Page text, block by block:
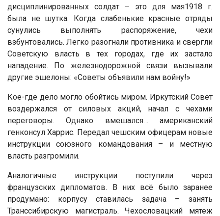
дисциплинированных солдат – это для мая1918 г.
была не шутка. Когда слабенькие красные отряды
сунулись выполнять распоряжение, чехи
взбунтовались. Легко разогнали противника и свергли
Советскую власть в тех городах, где их застало
нападение. По железнодорожной связи вызывали
другие эшелоны: «Советы объявили нам войну!»
Кое-где дело могло обойтись миром. Иркутский Совет
воздержался от силовых акций, начал с чехами
переговоры. Однако вмешался… американский
генконсул Харрис. Передал чешским офицерам новые
инструкции союзного командования – и местную
власть разгромили.
Аналогичные инструкции поступили через
французских дипломатов. В них всё было заранее
продумано: корпусу ставилась задача – занять
Транссибирскую магистраль. Чехословацкий мятеж